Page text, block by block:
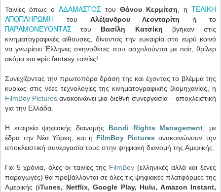
Ταινίες όπως οΑΔΑΜΑΣΤΟΣ του Θάνου Κερμίτση , η ΤΕΛΙΚΗ
ΑΠΟΠΛΗΡΩΜΗ του Αλέξανδρου Λεονταρίτη ή το
ΠΑΡΑΜΟΝΕΥΟΝΤΑΣ του Βασίλη Κατσίκη βγήκαν στις
κινηματογραφικές αίθουσες, δίνοντας την ευκαιρία στο ευρύ κοινό
να γνωρίσει Έλληνες σκηνοθέτες που ασχολούνται με noir, θρίλερ
ακόμα και epic fantasy ταινίες!
Συνεχίζοντας την πρωτοπόρα δράση της και έχοντας το βλέμμα της
κυρίως στις νέες τεχνολογίες της κινηματογραφικής βιομηχανίας, η
FilmBoy Pictures ανακοινώνει μια διεθνή συνεργασία – αποκλειστική
για την Ελλάδα.
Η εταιρεία ψηφιακής διανομής Bondi Rights Management , με
έδρα την Νέα Υόρκη, και η FilmBoy Pictures ανακοινώνουν την
αποκλειστική συνεργασία τους στην ψηφιακή διανομή της Αμερικής.
Για 5 χρόνια, όλες οι ταινίες της FilmBoy (ελληνικές αλλά και ξένες
παραγωγές) θα προβάλλονται σε όλες τις ψηφιακές πλατφόρμες της
Αμερικής (iTunes, Netflix, Google Play, Hulu, Amazon Instant,